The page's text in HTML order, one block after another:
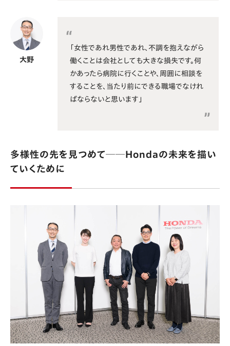
大野
「女性であれ男性であれ、不調を抱えながら
働くことは会社としても大きな損失です。何
かあったら病院に行くことや、周囲に相談を
することを、当たり前にできる職場でなけれ
ばならないと思います」
多様性の先を見つめて──Hondaの未来を描い
ていくために